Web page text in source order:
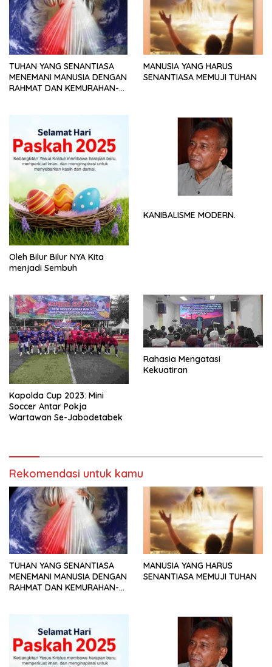
TUHAN YANG SENANTIASA
MENEMANI MANUSIA DENGAN
RAHMAT DAN KEMURAHAN-
MANUSIA YANG HARUS
SENANTIASA MEMUJI TUHAN
Oleh Bilur Bilur NYA Kita
menjadi Sembuh
KANIBALISME MODERN.
Kapolda Cup 2023: Mini
Soccer Antar Pokja
Wartawan Se-Jabodetabek
Rahasia Mengatasi
Kekuatiran
Rekomendasi untuk kamu
TUHAN YANG SENANTIASA
MENEMANI MANUSIA DENGAN
RAHMAT DAN KEMURAHAN-
MANUSIA YANG HARUS
SENANTIASA MEMUJI TUHAN